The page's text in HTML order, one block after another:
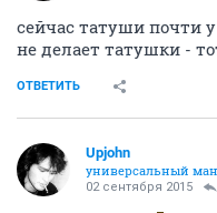
сейчас татуши почти у
не делает татушки -
ОТВЕТИТЬ
Upjohn
универсальный
02 сентября 2015